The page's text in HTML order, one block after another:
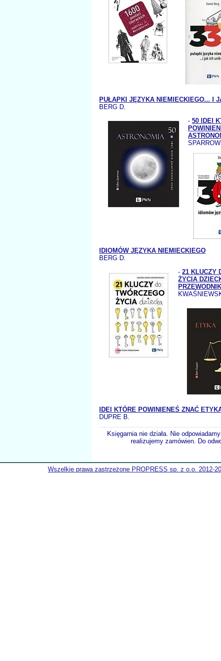
PUŁAPKI JĘZYKA NIEMIECKIEGO... I
BERG D.
- 50 IDEI
IDIOMÓW JĘZYKA NIEMIECKIEGO
BERG D.
- 21 KLUCZY
ŻYCIA
PRZEWODNIK
IDEI KTÓRE POWINIENEŚ ZNAĆ
DUPRE B.
Księgarnia nie działa. Nie
realizujemy zamówien. Do
Wszelkie prawa zastrzeżone PROPRESS sp. z o.o. 2012-